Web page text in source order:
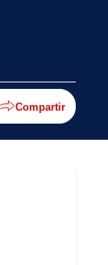
Compartir